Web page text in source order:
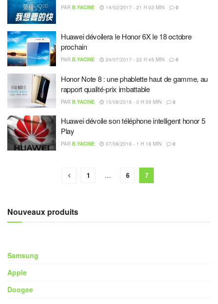
PAR B.YACINE 14/02/2017 - 21 H 03 MIN 0
Huawei dévoilera le Honor 6X le 18 octobre
prochain
PAR B.YACINE 24/07/2017 - 22 H 45 MIN 0
Honor Note 8 : une phablette haut de gamme, au
rapport qualité-prix imbattable
PAR B.YACINE 15/08/2016 - 0 H 59 MIN 0
Huawei dévoile son téléphone intelligent honor 5
Play
PAR B.YACINE 07/08/2016 - 1 H 18 MIN 0
1 … 6 7
Nouveaux produits
Samsung
Apple
Doogee